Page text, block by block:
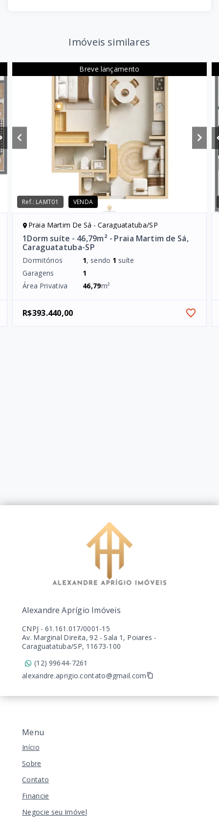
Imóveis similares
Breve lançamento
Ref.: LAMT01 VENDA
Praia Martim De Sá - Caraguatatuba/SP
1Dorm suíte - 46,79m² - Praia Martim de Sá,
Caraguatatuba-SP
Dormitórios 1, sendo 1 suíte
Garagens
1
Área Privativa
46,79m²
R$393.440,00
Menu
Início
Sobre
Contato
Financie
Negocie seu Imóvel
Alexandre Aprígio Imóveis
CNPJ - 61.161.017/0001-15
Av. Marginal Direita, 92 - Sala 1, Poiares -
Caraguatatuba/SP, 11673-100
(12) 99644-7261
alexandre.aprigio.contato@gmail.com